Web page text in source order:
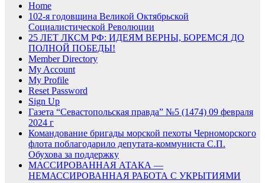
Home
102-я годовщина Великой Октябрьской
Социалистической Революции
25 ЛЕТ ЛКСМ РФ: ИДЕЯМ ВЕРНЫ, БОРЕМСЯ ДО
ПОЛНОЙ ПОБЕДЫ!
Member Directory
My Account
My Profile
Reset Password
Sign Up
Газета “Севастопольская правда” №5 (1474) 09 февраля
2024 г
Командование бригады морской пехоты Черноморского
флота поблагодарило депутата-коммуниста С.П.
Обухова за поддержку
МАССИРОВАННАЯ АТАКА —
НЕМАССИРОВАННАЯ РАБОТА С УКРЫТИЯМИ